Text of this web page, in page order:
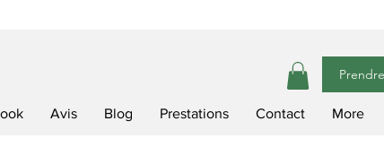
Avis Blog Prestations Contact More